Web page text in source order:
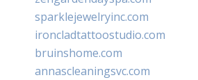
sparklejewelryinc.com
ironcladtattoostudio.com
bruinshome.com
annascleaningsvc.com